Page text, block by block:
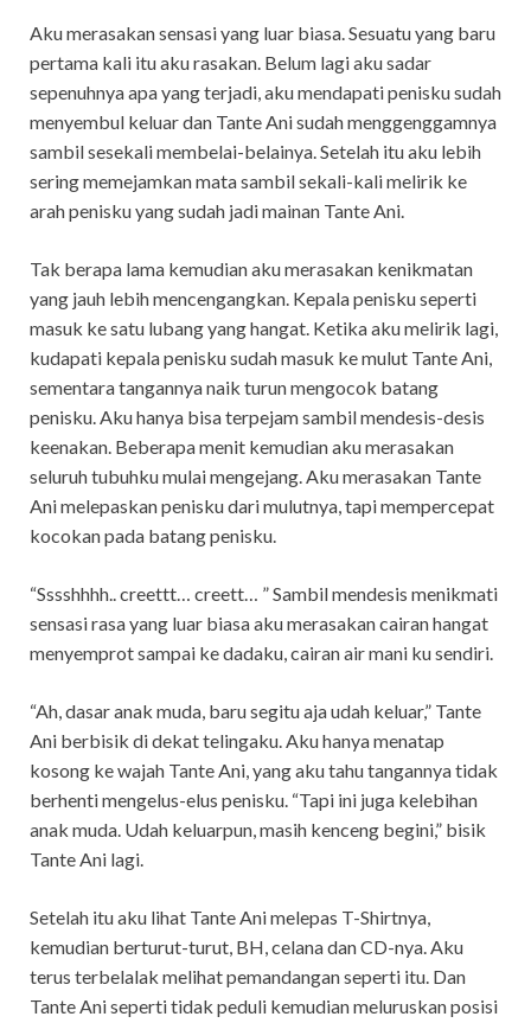
Aku merasakan sensasi yang luar biasa. Sesuatu yang baru
pertama kali itu aku rasakan. Belum lagi aku sadar
sepenuhnya apa yang terjadi, aku mendapati penisku sudah
menyembul keluar dan Tante Ani sudah menggenggamnya
sambil sesekali membelai-belainya. Setelah itu aku lebih
sering memejamkan mata sambil sekali-kali melirik ke
arah penisku yang sudah jadi mainan Tante Ani.
Tak berapa lama kemudian aku merasakan kenikmatan
yang jauh lebih mencengangkan. Kepala penisku seperti
masuk ke satu lubang yang hangat. Ketika aku melirik lagi,
kudapati kepala penisku sudah masuk ke mulut Tante Ani,
sementara tangannya naik turun mengocok batang
penisku. Aku hanya bisa terpejam sambil mendesis-desis
keenakan. Beberapa menit kemudian aku merasakan
seluruh tubuhku mulai mengejang. Aku merasakan Tante
Ani melepaskan penisku dari mulutnya, tapi mempercepat
kocokan pada batang penisku.
“Sssshhhh.. creettt… creett… ” Sambil mendesis menikmati
sensasi rasa yang luar biasa aku merasakan cairan hangat
menyemprot sampai ke dadaku, cairan air mani ku sendiri.
“Ah, dasar anak muda, baru segitu aja udah keluar,” Tante
Ani berbisik di dekat telingaku. Aku hanya menatap
kosong ke wajah Tante Ani, yang aku tahu tangannya tidak
berhenti mengelus-elus penisku. “Tapi ini juga kelebihan
anak muda. Udah keluarpun, masih kenceng begini,” bisik
Tante Ani lagi.
Setelah itu aku lihat Tante Ani melepas T-Shirtnya,
kemudian berturut-turut, BH, celana dan CD-nya. Aku
terus terbelalak melihat pemandangan seperti itu. Dan
Tante Ani seperti tidak peduli kemudian meluruskan posisi